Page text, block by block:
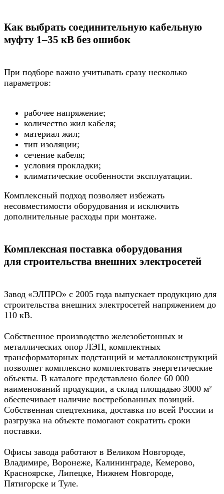
Как выбрать соединительную кабельную
муфту 1–35 кВ без ошибок
При подборе важно учитывать сразу несколько
параметров:
рабочее напряжение;
количество жил кабеля;
материал жил;
тип изоляции;
сечение кабеля;
условия прокладки;
климатические особенности эксплуатации.
Комплексный подход позволяет избежать
несовместимости оборудования и исключить
дополнительные расходы при монтаже.
Комплексная поставка оборудования
для строительства внешних электросетей
Завод «ЭЛПРО» с 2005 года выпускает продукцию для
строительства внешних электросетей напряжением до
110 кВ.
Собственное производство железобетонных и
металлических опор ЛЭП, комплектных
трансформаторных подстанций и металлоконструкций
позволяет комплексно комплектовать энергетические
объекты. В каталоге представлено более 60 000
наименований продукции, а склад площадью 3000 м²
обеспечивает наличие востребованных позиций.
Собственная спецтехника, доставка по всей России и
разгрузка на объекте помогают сократить сроки
поставки.
Офисы завода работают в Великом Новгороде,
Владимире, Воронеже, Калининграде, Кемерово,
Красноярске, Липецке, Нижнем Новгороде,
Пятигорске и Туле.